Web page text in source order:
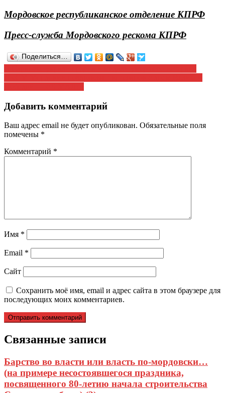
Мордовское республиканское отделение КПРФ
Пресс-служба Мордовского рескома КПРФ
Поделиться…
Навигация
по
Добавить комментарий
Ваш адрес email не будет опубликован. Обязательные поля
помечены *
Комментарий *
Имя *
Email *
Сайт
Сохранить моё имя, email и адрес сайта в этом браузере для
последующих моих комментариев.
Связанные записи
Барство во власти или власть по-мордовски…
(на примере несостоявшегося праздника,
посвященного 80-летию начала строительства